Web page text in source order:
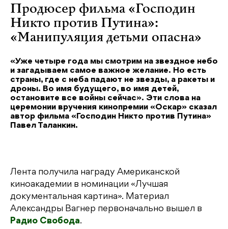
Продюсер фильма «Господин
Никто против Путина»:
«Манипуляция детьми опасна»
«Уже четыре года мы смотрим на звездное небо
и загадываем самое важное желание. Но есть
страны, где с неба падают не звезды, а ракеты и
дроны. Во имя будущего, во имя детей,
остановите все войны сейчас». Эти слова на
церемонии вручения кинопремии «Оскар» сказал
автор фильма «Господин Никто против Путина»
Павел Таланкин.
Лента получила награду Американской
киноакадемии в номинации «Лучшая
документальная картина». Материал
Александры Вагнер первоначально вышел в
Радио Свобода.